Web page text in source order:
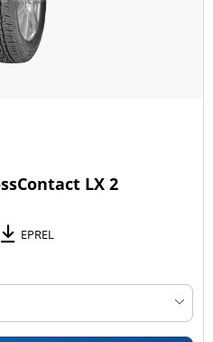
LX 2
EPREL